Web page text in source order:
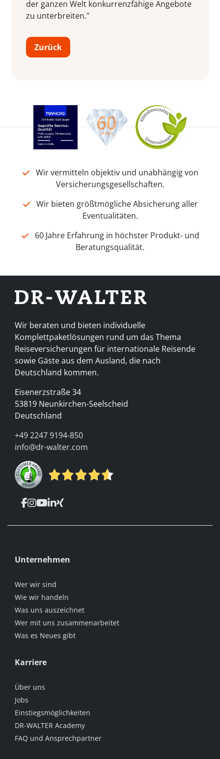
der ganzen Welt konkurrenzfähige Angebote
zu unterbreiten."
Zurück
Wir vermitteln objektiv und unabhängig von
Versicherungsgesellschaften.
Wir bieten größtmögliche Absicherung aller
Eventualitäten.
60 Jahre Erfahrung in höchster Produkt- und
Beratungsqualität.
Wir beraten und bieten individuelle
Komplettpaketlösungen rund um das Thema
Reiseversicherungen für internationale Reisende
sowie Gäste aus dem Ausland, die nach
Deutschland kommen.
Eisenerzstraße 34
53819 Neunkirchen-Seelscheid
Deutschland
+49 2247 9194-850
info@dr-walter.com
Unternehmen
Wer wir sind
Wie wir handeln
Was uns auszeichnet
Wer mit uns zusammenarbeitet
Was es Neues gibt
Karriere
Über uns
Jobs
Einstiegsmöglichkeiten
DR-WALTER Academy
FAQ und Ansprechpartner